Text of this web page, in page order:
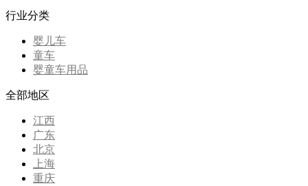
行业分类
婴儿车
童车
婴童车用品
全部地区
江西
广东
北京
上海
重庆